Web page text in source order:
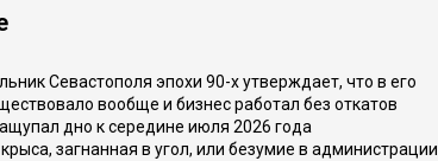
Севастополя эпохи 90-х утверждает, что в его
вообще и бизнес работал без откатов
дно к середине июля 2026 года
загнанная в угол, или безумие в администрации